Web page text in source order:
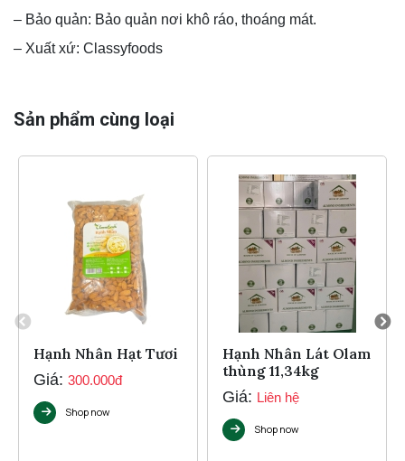
– Bảo quản: Bảo quản nơi khô ráo, thoáng mát.
– Xuất xứ: Classyfoods
Sản phẩm cùng loại
Hạnh Nhân Lát Olam
thùng 11,34kg
BỘT BÁNH NGÓI
HẠNH NHÂN
Giá:
Shop now